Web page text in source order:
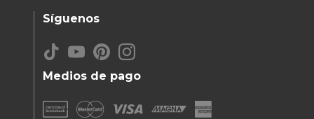
Medios de pago
Síguenos